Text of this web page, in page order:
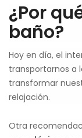
¿Por
baño?
Hoy en día, el
transportarnos a
transformar
relajación.
Otra